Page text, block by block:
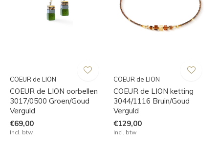
COEUR de LION
COEUR de LION oorbellen
3017/0500 Groen/Goud
Verguld
€69,00
Incl. btw
COEUR de LION
COEUR de LION ketting
3044/1116 Bruin/Goud
Verguld
€129,00
Incl. btw